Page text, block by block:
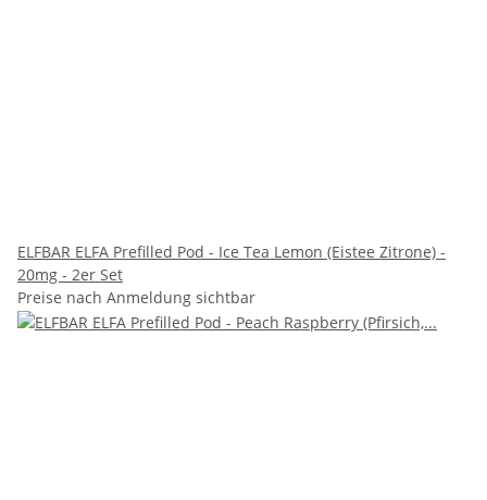
ELFBAR ELFA Prefilled Pod - Ice Tea Lemon (Eistee Zitrone) -
20mg - 2er Set
Preise nach Anmeldung sichtbar